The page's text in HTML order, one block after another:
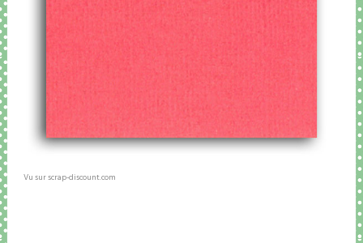
Vu sur scrap-discount.com